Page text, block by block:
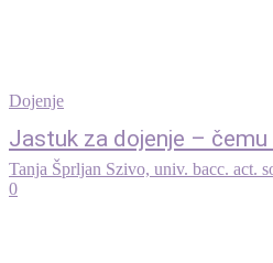
Dojenje
Jastuk za dojenje –
Tanja Šprljan Szivo, univ. bacc. act.
0